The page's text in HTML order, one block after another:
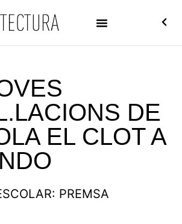
DE
EL CLOT A
PREMSA